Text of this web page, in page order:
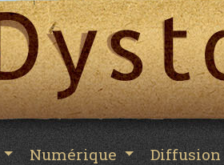
Numérique Diffusion